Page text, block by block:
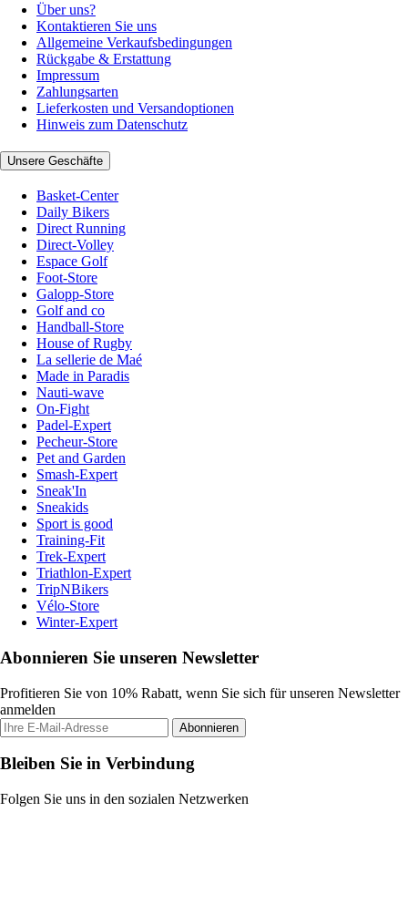
Über uns?
Kontaktieren Sie uns
Allgemeine Verkaufsbedingungen
Rückgabe & Erstattung
Impressum
Zahlungsarten
Lieferkosten und Versandoptionen
Hinweis zum Datenschutz
Unsere Geschäfte
Basket-Center
Daily Bikers
Direct Running
Direct-Volley
Espace Golf
Foot-Store
Galopp-Store
Golf and co
Handball-Store
House of Rugby
La sellerie de Maé
Made in Paradis
Nauti-wave
On-Fight
Padel-Expert
Pecheur-Store
Pet and Garden
Smash-Expert
Sneak'In
Sneakids
Sport is good
Training-Fit
Trek-Expert
Triathlon-Expert
TripNBikers
Vélo-Store
Winter-Expert
Abonnieren Sie unseren Newsletter
Profitieren Sie von 10% Rabatt, wenn Sie sich für unseren Newsletter
anmelden
Abonnieren
Bleiben Sie in Verbindung
Folgen Sie uns in den sozialen Netzwerken